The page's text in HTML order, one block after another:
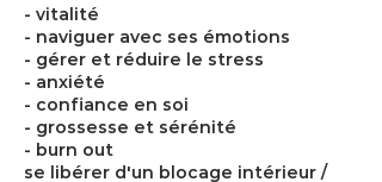
- vitalité
- naviguer avec ses émotions
- gérer et réduire le stress
- anxiété
- confiance en soi
- grossesse et sérénité
- burn out
se libérer d'un blocage intérieur /